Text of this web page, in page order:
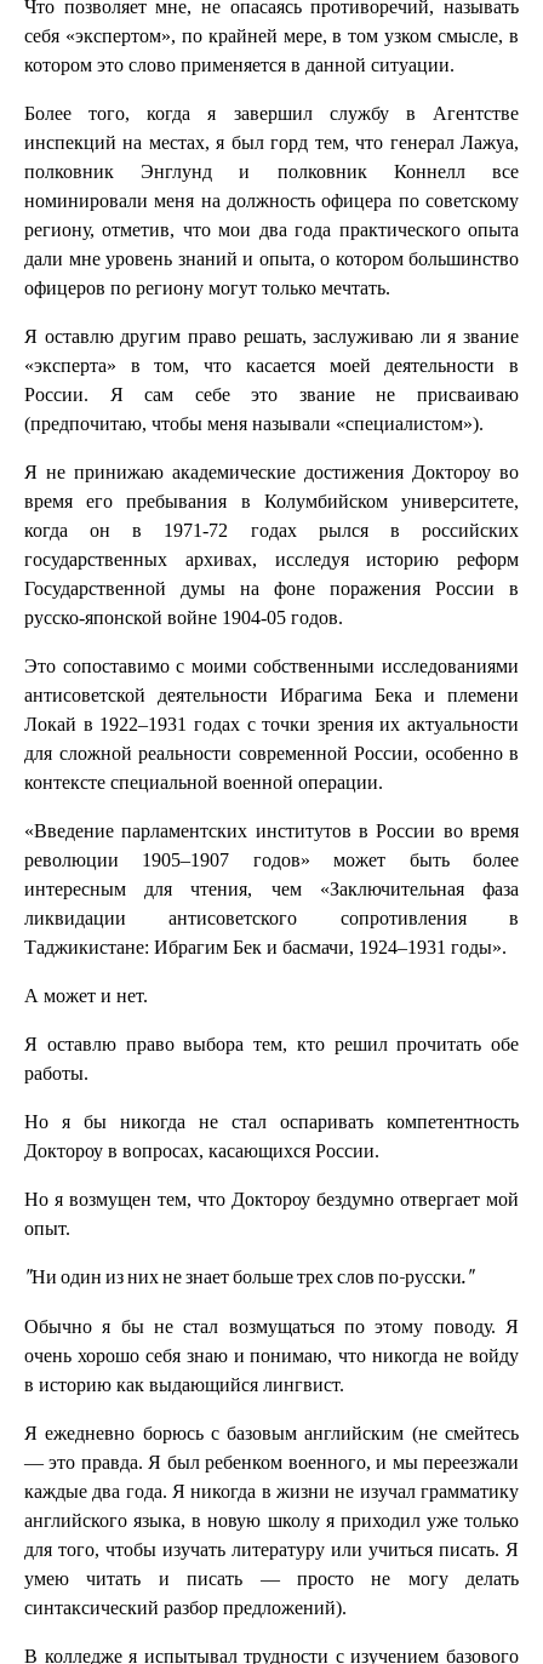
Что позволяет мне, не опасаясь противоречий, называть
себя «экспертом», по крайней мере, в том узком смысле, в
котором это слово применяется в данной ситуации.
Более того, когда я завершил службу в Агентстве
инспекций на местах, я был горд тем, что генерал Лажуа,
полковник Энглунд и полковник Коннелл все
номинировали меня на должность офицера по советскому
региону, отметив, что мои два года практического опыта
дали мне уровень знаний и опыта, о котором большинство
офицеров по региону могут только мечтать.
Я оставлю другим право решать, заслуживаю ли я звание
«эксперта» в том, что касается моей деятельности в
России. Я сам себе это звание не присваиваю
(предпочитаю, чтобы меня называли «специалистом»).
Я не принижаю академические достижения Доктороу во
время его пребывания в Колумбийском университете,
когда он в 1971-72 годах рылся в российских
государственных архивах, исследуя историю реформ
Государственной думы на фоне поражения России в
русско-японской войне 1904-05 годов.
Это сопоставимо с моими собственными исследованиями
антисоветской деятельности Ибрагима Бека и племени
Локай в 1922–1931 годах с точки зрения их актуальности
для сложной реальности современной России, особенно в
контексте специальной военной операции.
«Введение парламентских институтов в России во время
революции 1905–1907 годов» может быть более
интересным для чтения, чем «Заключительная фаза
ликвидации антисоветского сопротивления в
Таджикистане: Ибрагим Бек и басмачи, 1924–1931 годы».
А может и нет.
Я оставлю право выбора тем, кто решил прочитать обе
работы.
Но я бы никогда не стал оспаривать компетентность
Доктороу в вопросах, касающихся России.
Но я возмущен тем, что Доктороу бездумно отвергает мой
опыт.
"Ни один из них не знает больше трех слов по-русски."
Обычно я бы не стал возмущаться по этому поводу. Я
очень хорошо себя знаю и понимаю, что никогда не войду
в историю как выдающийся лингвист.
Я ежедневно борюсь с базовым английским (не смейтесь
— это правда. Я был ребенком военного, и мы переезжали
каждые два года. Я никогда в жизни не изучал грамматику
английского языка, в новую школу я приходил уже только
для того, чтобы изучать литературу или учиться писать. Я
умею читать и писать — просто не могу делать
синтаксический разбор предложений).
В колледже я испытывал трудности с изучением базового